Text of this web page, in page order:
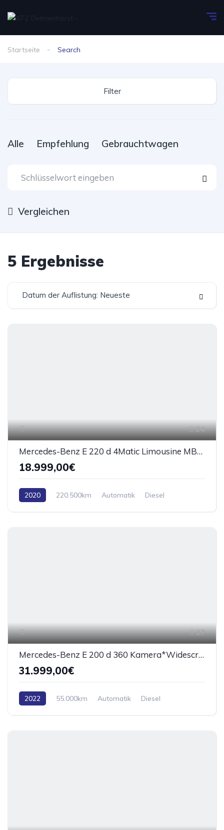
Startseite Search
Filter
Alle Empfehlung Gebrauchtwagen
Vergleichen
5 Ergebnisse
Datum der Auflistung: Neueste
24
Mercedes-Benz E 220 d 4Matic Limousine MBUX*Navi*Designo
18.999,00€
2020 220.500km Automatik
Diesel
27
Mercedes-Benz E 200 d 360 Kamera*Widescreen*wenig Km
31.999,00€
2022 55.000km Automatik Diesel